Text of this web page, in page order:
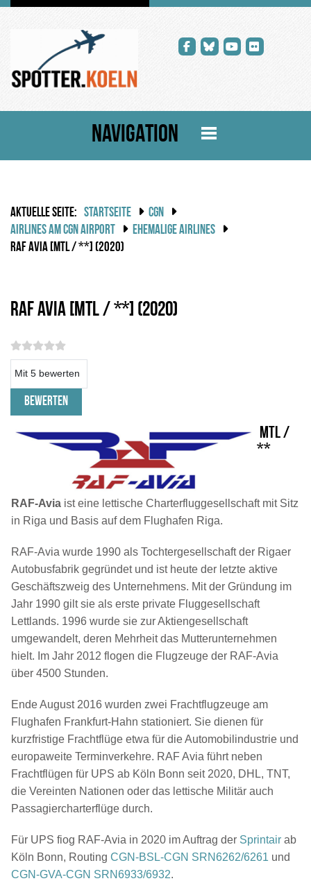
NAVIGATION
AKTUELLE SEITE: STARTSEITE
CGN
AIRLINES AM CGN AIRPORT
EHEMALIGE AIRLINES
RAF AVIA [MTL / **] (2020)
RAF Avia [MTL / **] (2020)
Bitte bewerten
MTL /
**
RAF-Avia ist eine lettische Charterfluggesellschaft mit Sitz
in Riga und Basis auf dem Flughafen Riga.
RAF-Avia wurde 1990 als Tochtergesellschaft der Rigaer
Autobusfabrik gegründet und ist heute der letzte aktive
Geschäftszweig des Unternehmens. Mit der Gründung im
Jahr 1990 gilt sie als erste private Fluggesellschaft
Lettlands. 1996 wurde sie zur Aktiengesellschaft
umgewandelt, deren Mehrheit das Mutterunternehmen
hielt. Im Jahr 2012 flogen die Flugzeuge der RAF-Avia
über 4500 Stunden.
Ende August 2016 wurden zwei Frachtflugzeuge am
Flughafen Frankfurt-Hahn stationiert. Sie dienen für
kurzfristige Frachtflüge etwa für die Automobilindustrie und
europaweite Terminverkehre. RAF Avia führt neben
Frachtflügen für UPS ab Köln Bonn seit 2020, DHL, TNT,
die Vereinten Nationen oder das lettische Militär auch
Passagiercharterflüge durch.
Für UPS fiog RAF-Avia in 2020 im Auftrag der Sprintair ab
Köln Bonn, Routing CGN-BSL-CGN SRN6262/6261 und
CGN-GVA-CGN SRN6933/6932.